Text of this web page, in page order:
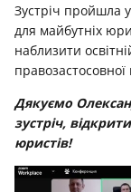
Зустріч пройшла
для майбутніх
наблизити
Дякуємо
зустріч,
юристів!